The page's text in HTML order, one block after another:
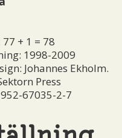
+ 1 = 78
1998-2009
Johannes Ekholm.
Press
67035-2-7